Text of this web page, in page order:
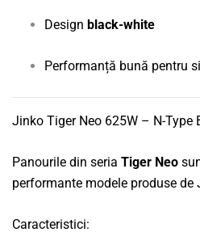
Design black-white
Performanță bună pentru
Jinko Tiger Neo 625W – N-Type
Panourile din seria Tiger Neo
performante modele produse de
Caracteristici: